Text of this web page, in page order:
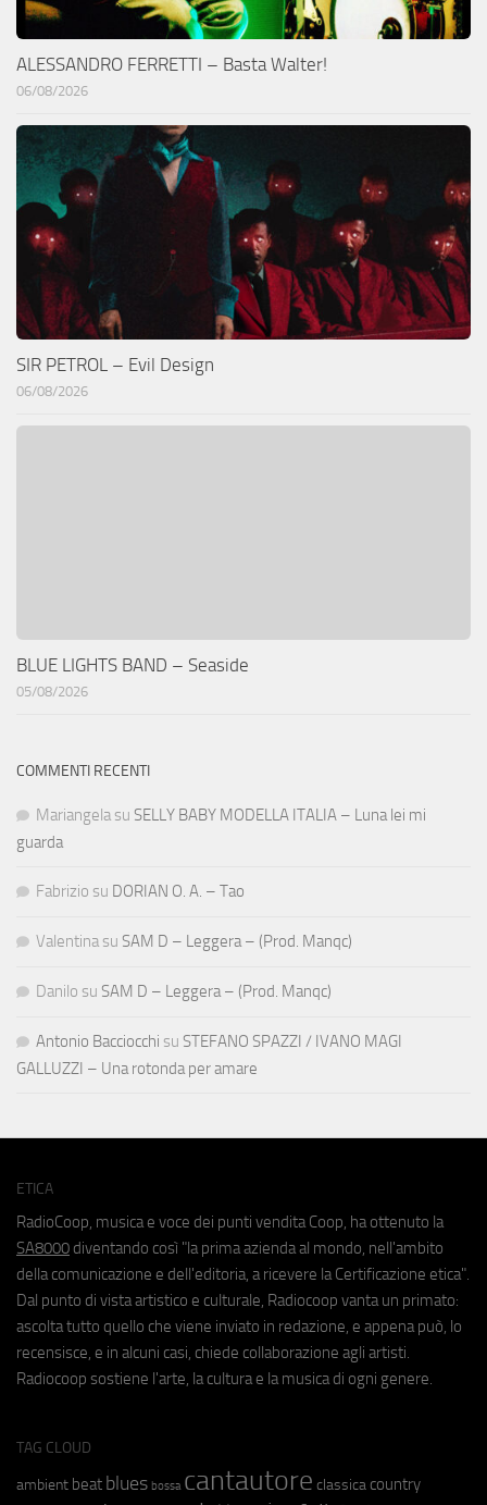
ALESSANDRO FERRETTI – Basta Walter!
06/08/2026
SIR PETROL – Evil Design
06/08/2026
BLUE LIGHTS BAND – Seaside
05/08/2026
COMMENTI RECENTI
Mariangela su SELLY BABY MODELLA ITALIA – Luna lei mi
guarda
Fabrizio su DORIAN O. A. – Tao
Valentina su SAM D – Leggera – (Prod. Manqc)
Danilo su SAM D – Leggera – (Prod. Manqc)
Antonio Bacciocchi su STEFANO SPAZZI / IVANO MAGI
GALLUZZI – Una rotonda per amare
ETICA
RadioCoop, musica e voce dei punti vendita Coop, ha ottenuto la
SA8000 diventando così "la prima azienda al mondo, nell'ambito
della comunicazione e dell'editoria, a ricevere la Certificazione etica".
Dal punto di vista artistico e culturale, Radiocoop vanta un primato:
ascolta tutto quello che viene inviato in redazione, e appena può, lo
recensisce, e in alcuni casi, chiede collaborazione agli artisti.
Radiocoop sostiene l'arte, la cultura e la musica di ogni genere.
TAG CLOUD
ambient beat blues bossa cantautore classica country